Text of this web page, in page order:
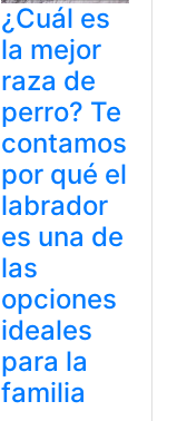
¿Cuál es
la mejor
raza de
perro? Te
contamos
por qué el
labrador
es una de
las
opciones
ideales
para la
familia